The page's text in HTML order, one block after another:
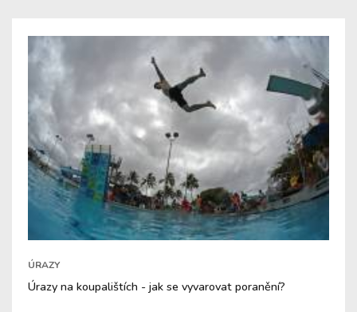
ÚRAZY
Úrazy na koupalištích - jak se vyvarovat poranění?